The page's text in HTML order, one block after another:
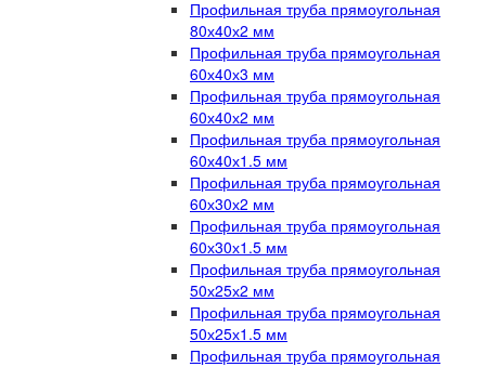
Профильная труба прямоугольная
80х40х2 мм
Профильная труба прямоугольная
60х40х3 мм
Профильная труба прямоугольная
60х40х2 мм
Профильная труба прямоугольная
60х40х1.5 мм
Профильная труба прямоугольная
60х30х2 мм
Профильная труба прямоугольная
60х30х1.5 мм
Профильная труба прямоугольная
50х25х2 мм
Профильная труба прямоугольная
50х25х1.5 мм
Профильная труба прямоугольная